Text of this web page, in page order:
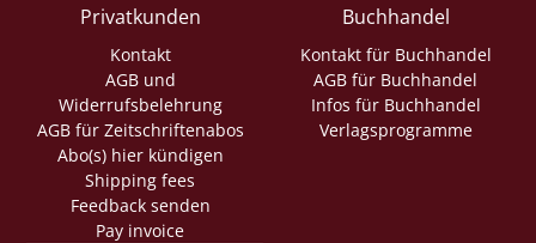
Privatkunden
Kontakt
AGB und
Widerrufsbelehrung
AGB für Zeitschriftenabos
Abo(s) hier kündigen
Shipping fees
Feedback senden
Pay invoice
Buchhandel
Kontakt für Buchhandel
AGB für Buchhandel
Infos für Buchhandel
Verlagsprogramme